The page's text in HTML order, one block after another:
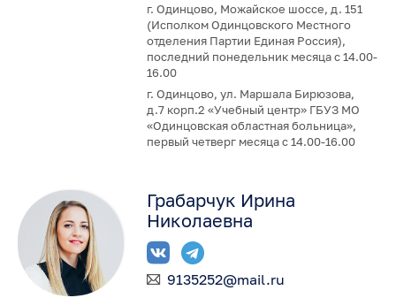
г. Одинцово, Можайское шоссе, д. 151
(Исполком Одинцовского Местного
отделения Партии Единая Россия),
последний понедельник месяца с 14.00-
16.00
г. Одинцово, ул. Маршала Бирюзова,
д.7 корп.2 «Учебный центр» ГБУЗ МО
«Одинцовская областная больница»,
первый четверг месяца с 14.00-16.00
Грабарчук Ирина
Николаевна
9135252@mail.ru